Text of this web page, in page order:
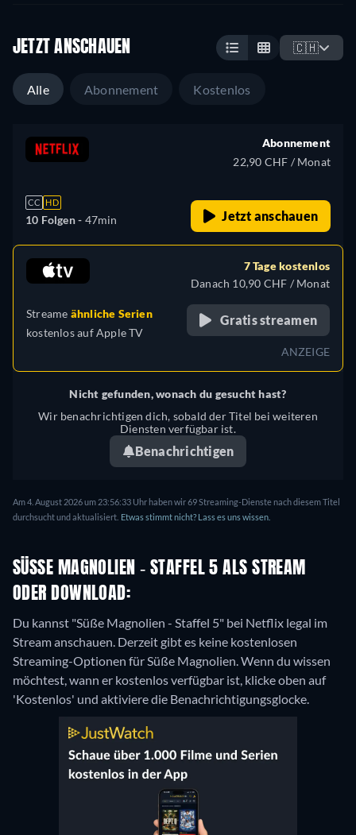
JETZT ANSCHAUEN 🇨🇭
Alle Abonnement Kostenlos
CC HD
10 Folgen - 47min
Abonnement
22,90 CHF / Monat
Jetzt anschauen
Streame ähnliche Serien
kostenlos aufApple TV
7 Tage kostenlos
Danach 10,90 CHF / Monat
Gratis streamen
ANZEIGE
Nicht gefunden, wonach du gesucht hast?
Wir benachrichtigen dich, sobald der Titel bei weiteren
Diensten verfügbar ist.
Benachrichtigen
Am 4. August 2026 um 23:56:33 Uhr haben wir 69 Streaming-Dienste nach diesem Titel
durchsucht und aktualisiert. Etwas stimmt nicht? Lass es uns wissen.
SÜSSE MAGNOLIEN - STAFFEL 5 ALS STREAM O
DER DOWNLOAD:
Du kannst "Süße Magnolien - Staffel 5" bei Netflix legal im
Stream anschauen. Derzeit gibt es keine kostenlosen
Streaming-Optionen für Süße Magnolien. Wenn du wissen
möchtest, wann er kostenlos verfügbar ist, klicke oben auf
'Kostenlos' und aktiviere die Benachrichtigungsglocke.